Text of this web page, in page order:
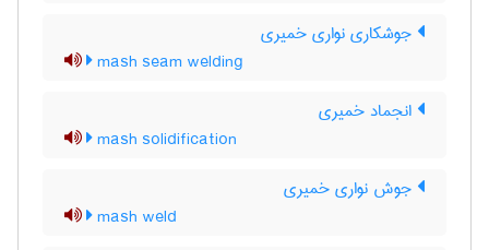
جوشکاری نواری خمیری
mash seam welding
انجماد خمیری
mash solidification
جوش نواری خمیری
mash weld